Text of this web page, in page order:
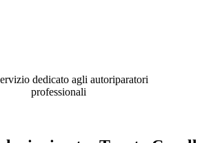
dedicato agli autoriparatori
professionali